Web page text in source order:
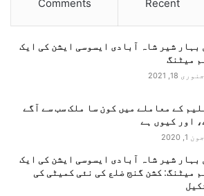
Recent
Comments
بہار شیر شاہ آبادی ایسوسی ایشن کی ایک
میٹنگ
جنوری 18, 2021
کے معاملے میں کون سا ملک سب سے آگے
اور کیوں ہے
جون 1, 2020
بہار شیر شاہ آبادی ایسوسی ایشن کی ایک
میٹنگ: کشن گنج ضلع کی نئی کمیٹی کی